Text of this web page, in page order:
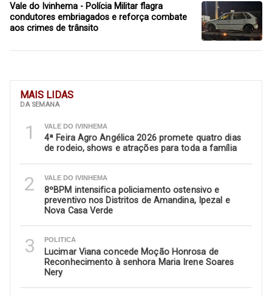
MAIS LIDAS
DA SEMANA
1 VALE DO IVINHEMA
4ª Feira Agro Angélica 2026 promete quatro dias
de rodeio, shows e atrações para toda a família
2 VALE DO IVINHEMA
8ºBPM intensifica policiamento ostensivo e
preventivo nos Distritos de Amandina, Ipezal e
Nova Casa Verde
3 POLITICA
Lucimar Viana concede Moção Honrosa de
Reconhecimento à senhora Maria Irene Soares
Nery
Vale do Ivinhema - Polícia Militar flagra
condutores embriagados e reforça combate
aos crimes de trânsito